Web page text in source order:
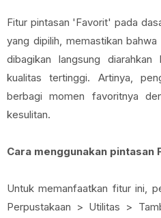
Fitur pintasan 'Favorit' pada
yang dipilih, memastikan
dibagikan langsung
kualitas tertinggi. Artinya,
berbagi momen favoritnya
kesulitan.
Cara menggunakan pintasan
Untuk memanfaatkan fitur ini,
Perpustakaan > Utilitas >